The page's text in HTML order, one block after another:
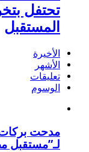
المستقبل
الأخيرة
الأشهر
تعليقات
الوسوم
مدحت بركات
لـ”مستقبل